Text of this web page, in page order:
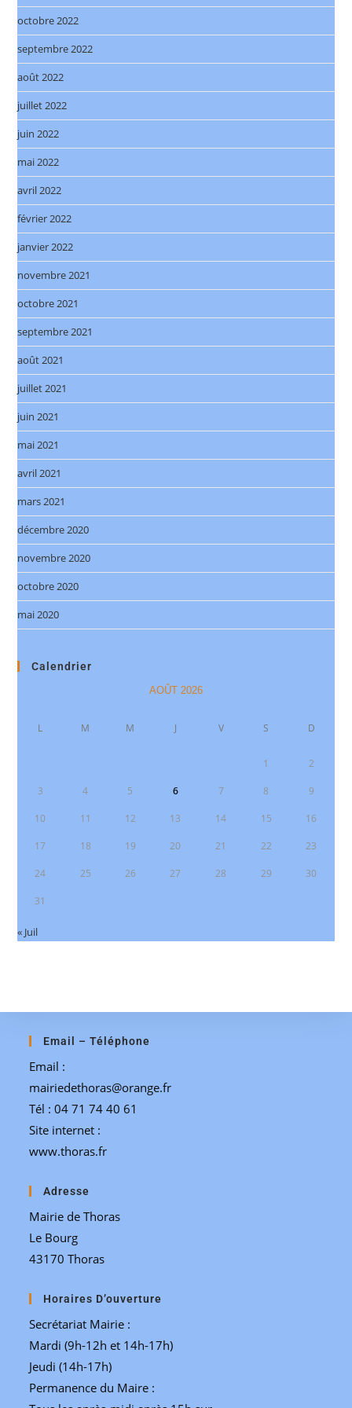
octobre 2022
septembre 2022
août 2022
juillet 2022
juin 2022
mai 2022
avril 2022
février 2022
janvier 2022
novembre 2021
octobre 2021
septembre 2021
août 2021
juillet 2021
juin 2021
mai 2021
avril 2021
mars 2021
décembre 2020
novembre 2020
octobre 2020
mai 2020
Calendrier
AOÛT 2026
L M M J V S D
1 2
3 4 5 6 7 8 9
10 11 12 13 14 15 16
17 18 19 20 21 22 23
24 25 26 27 28 29 30
31
« Juil
Email – Téléphone
Email :
mairiedethoras@orange.fr
Tél : 04 71 74 40 61
Site internet :
www.thoras.fr
Adresse
Mairie de Thoras
Le Bourg
43170 Thoras
Horaires D’ouverture
Secrétariat Mairie :
Mardi (9h-12h et 14h-17h)
Jeudi (14h-17h)
Permanence du Maire :